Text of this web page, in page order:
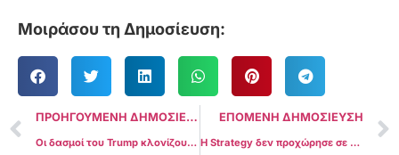
Μοιράσου τη Δημοσίευση:
ΠΡΟΗΓΟΥΜΕΝΗ ΔΗΜΟΣΙΕΥΣΗ
Οι δασμοί του Trump κλονίζουν το Bitcoin, αλλά κάποιοι αγοράζουν τη βουτιά
ΕΠΟΜΕΝΗ ΔΗΜΟΣΙΕΥΣΗ
Η Strategy δεν προχώρησε σε νέες αγορές Bitcoin καθώς η τιμή έπεσε